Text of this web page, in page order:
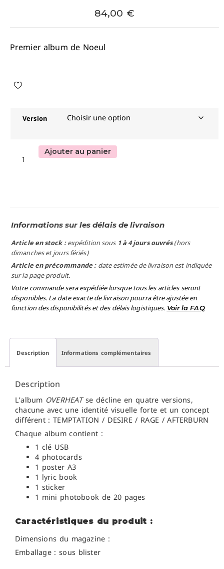
84,00 €
Premier album de Noeul
Version
Ajouter au panier
Informations sur les délais de livraison
Article en stock :expédition sous 1 à 4 jours ouvrés(hors
dimanches et jours fériés)
Article en précommande : date estimée de livraison est indiquée
sur la page produit.
Votre commande sera expédiée lorsque tous les articles seront
disponibles. La date exacte de livraison pourra être ajustée en
fonction des disponibilités et des délais logistiques. Voir la FAQ
Description Informations complémentaires
Description
L’album OVERHEATse décline en quatre versions,
chacune avec une identité visuelle forte et un concept
différent : TEMPTATION / DESIRE / RAGE / AFTERBURN
Chaque album contient :
1 clé USB
4 photocards
1 poster A3
1 lyric book
1 sticker
1 mini photobook de 20 pages
Caractéristiques du produit :
Dimensions du magazine :
Emballage : sous blister